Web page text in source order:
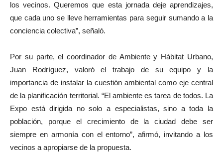
los vecinos. Queremos que esta jornada deje aprendizajes,
que cada uno se lleve herramientas para seguir sumando a la
conciencia colectiva”, señaló.
Por su parte, el coordinador de Ambiente y Hábitat Urbano,
Juan Rodríguez, valoró el trabajo de su equipo y la
importancia de instalar la cuestión ambiental como eje central
de la planificación territorial. “El ambiente es tarea de todos. La
Expo está dirigida no solo a especialistas, sino a toda la
población, porque el crecimiento de la ciudad debe ser
siempre en armonía con el entorno”, afirmó, invitando a los
vecinos a apropiarse de la propuesta.